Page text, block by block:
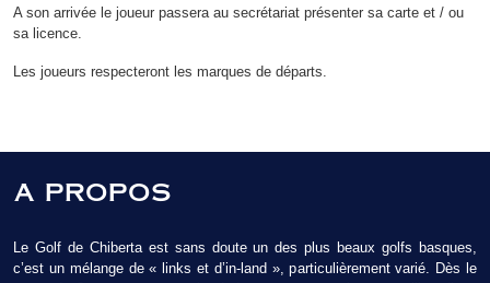
A son arrivée le joueur passera au secrétariat présenter sa carte et / ou
sa licence.
Les joueurs respecteront les marques de départs.
A PROPOS
Le Golf de Chiberta est sans doute un des plus beaux golfs basques,
c’est un mélange de « links et d’in-land », particulièrement varié. Dès le